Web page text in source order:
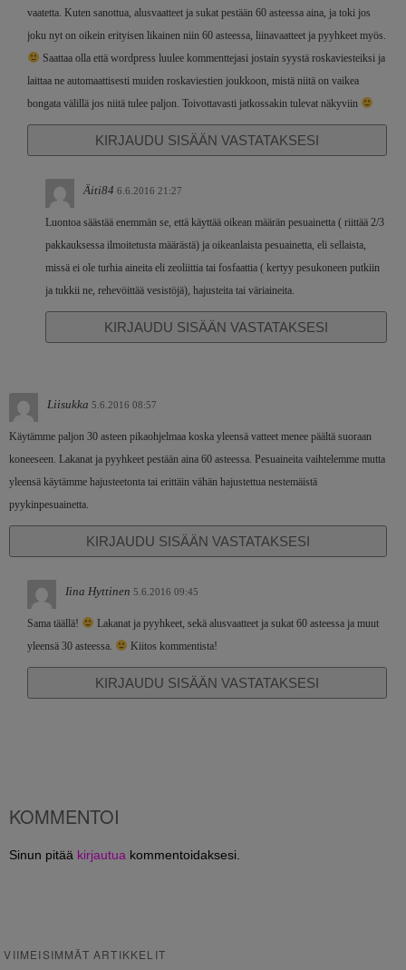
vaatetta. Kuten sanottua, alusvaatteet ja sukat pestään 60 asteessa aina, ja toki jos
joku nyt on oikein erityisen likainen niin 60 asteessa, liinavaatteet ja pyyhkeet myös.
Saattaa olla että wordpress luulee kommenttejasi jostain syystä roskaviesteiksi ja
laittaa ne automaattisesti muiden roskaviestien joukkoon, mistä niitä on vaikea
bongata välillä jos niitä tulee paljon. Toivottavasti jatkossakin tulevat näkyviin
KIRJAUDU SISÄÄN VASTATAKSESI
Äiti84 6.6.2016 21:27
Luontoa säästää enemmän se, että käyttää oikean määrän pesuainetta ( riittää 2/3
pakkauksessa ilmoitetusta määrästä) ja oikeanlaista pesuainetta, eli sellaista,
missä ei ole turhia aineita eli zeoliittia tai fosfaattia ( kertyy pesukoneen putkiin
ja tukkii ne, rehevöittää vesistöjä), hajusteita tai väriaineita.
KIRJAUDU SISÄÄN VASTATAKSESI
Liisukka 5.6.2016 08:57
Käytämme paljon 30 asteen pikaohjelmaa koska yleensä vatteet menee päältä suoraan
koneeseen. Lakanat ja pyyhkeet pestään aina 60 asteessa. Pesuaineita vaihtelemme mutta
yleensä käytämme hajusteetonta tai erittäin vähän hajustettua nestemäistä
pyykinpesuainetta.
KIRJAUDU SISÄÄN VASTATAKSESI
Iina Hyttinen 5.6.2016 09:45
Sama täällä!
Lakanat ja pyyhkeet, sekä alusvaatteet ja sukat 60 asteessa ja muut
yleensä 30 asteessa.
Kiitos kommentista!
KIRJAUDU SISÄÄN VASTATAKSESI
KOMMENTOI
Sinun pitää kirjautua kommentoidaksesi.
VIIMEISIMMÄT ARTIKKELIT